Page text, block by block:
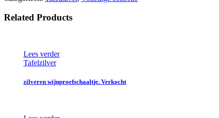
Related Products
Lees verder
Tafelzilver
zilveren wijnproefschaaltje. Verkocht